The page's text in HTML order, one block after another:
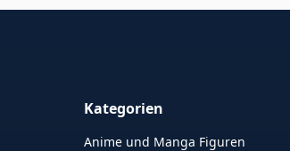
Kategorien
Anime und Manga Figuren